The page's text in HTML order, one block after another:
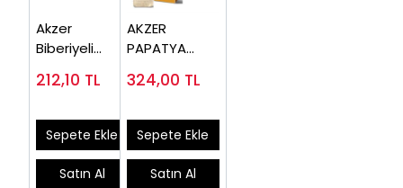
Akzer
Biberiyeli
60li süzen
212,10 TL
Sepete Ekle
Satın Al
AKZER
PAPATYA
324,00 TL
Sepete Ekle
Satın Al